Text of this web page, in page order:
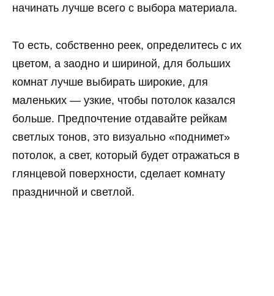
начинать лучше всего с выбора материала.
То есть, собственно реек, определитесь с их
цветом, а заодно и шириной, для больших
комнат лучше выбирать широкие, для
маленьких — узкие, чтобы потолок казался
больше. Предпочтение отдавайте рейкам
светлых тонов, это визуально «поднимет»
потолок, а свет, который будет отражаться в
глянцевой поверхности, сделает комнату
праздничной и светлой.